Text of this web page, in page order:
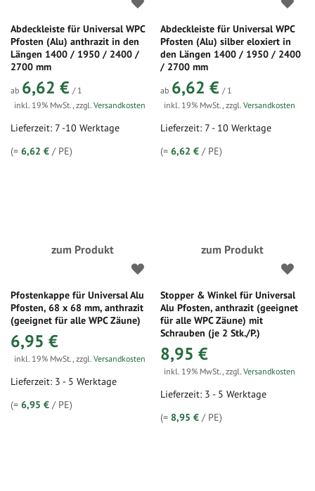
Abdeckleiste für Universal WPC
Pfosten (Alu) anthrazit in den
Längen 1400 / 1950 / 2400 /
2700 mm
ab 6,62 € / 1
inkl. 19% MwSt., zzgl. Versandkosten
Lieferzeit: 7 -10 Werktage
(= 6,62 € / PE)
Abdeckleiste für Universal WPC
Pfosten (Alu) silber eloxiert in
den Längen 1400 / 1950 / 2400
/ 2700 mm
ab 6,62 € / 1
inkl. 19% MwSt.,zzgl.Versandkosten
Lieferzeit: 7 - 10 Werktage
(=6,62 € / PE)
zum Produkt
Pfostenkappe für Universal Alu
Pfosten, 68 x 68 mm, anthrazit
(geeignet für alle WPC Zäune)
6,95 €
inkl. 19% MwSt., zzgl. Versandkosten
Lieferzeit: 3 - 5 Werktage
(= 6,95 € / PE)
zum Produkt
Stopper & Winkel für Universal
Alu Pfosten, anthrazit (geeignet
für alle WPC Zäune) mit
Schrauben (je 2 Stk./P.)
8,95 €
inkl. 19% MwSt.,zzgl.Versandkosten
Lieferzeit: 3 - 5 Werktage
(= 8,95 € / PE)